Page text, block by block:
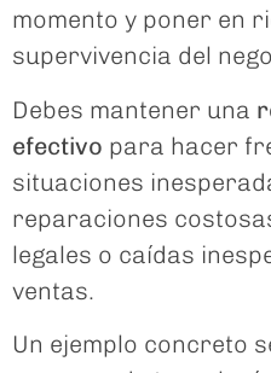
momento y poner en
supervivencia del
Debes mantener una
efectivo para hacer
situaciones
reparaciones
legales o caídas
ventas.
Un ejemplo concreto